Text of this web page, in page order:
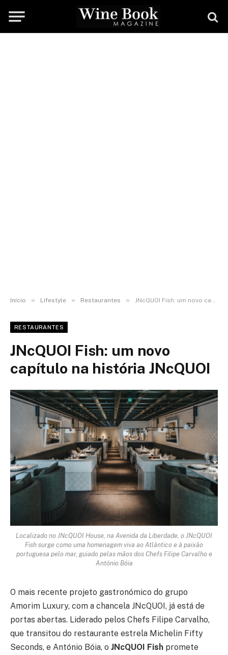
Início » Lifestyle » Restaurantes » JNcQUOI Fish: um novo capítulo na história JNcQUOI
RESTAURANTES
JNcQUOI Fish: um novo
capítulo na história JNcQUOI
Localizado no JNcQUOI House, na Avenida da Liberdade, o JNcQUOI
Fish surge como uma homenagem viva ao Atlântico e à paixão
portuguesa pelo mar, guiado pelas mãos dos Chefs Filipe Carvalho e
António Bóia
O mais recente projeto gastronómico do grupo
Amorim Luxury, com a chancela JNcQUOI, já está de
portas abertas. Liderado pelos Chefs Filipe Carvalho,
que transitou do restaurante estrela Michelin Fifty
Seconds, e António Bóia, o JNcQUOI Fish promete